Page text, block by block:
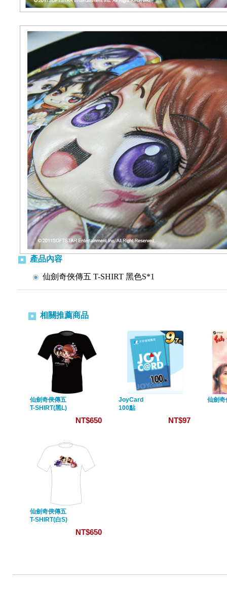
產品內容
仙劍奇俠傳五 T-SHIRT 黑色S*1
相關推薦商品
仙劍奇俠傳五
T-SHIRT(黑L)
NT$650
JoyCard
100點
NT$97
仙劍奇
仙劍奇俠傳五
T-SHIRT(白S)
NT$650